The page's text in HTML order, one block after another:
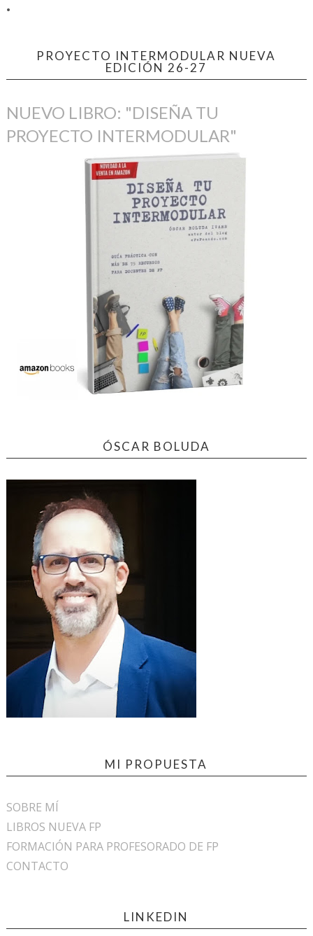
PROYECTO INTERMODULAR NUEVA
EDICIÓN 26-27
NUEVO LIBRO: "DISEÑA TU
PROYECTO INTERMODULAR"
ÓSCAR BOLUDA
MI PROPUESTA
SOBRE MÍ
LIBROS NUEVA FP
FORMACIÓN PARA PROFESORADO DE FP
CONTACTO
LINKEDIN